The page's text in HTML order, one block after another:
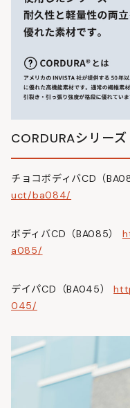
CORDURAシリーズ
チョコボディバCD（
uct/ba084/
ボディバCD（BA085）
a085/
デイパCD（BA045）
045/